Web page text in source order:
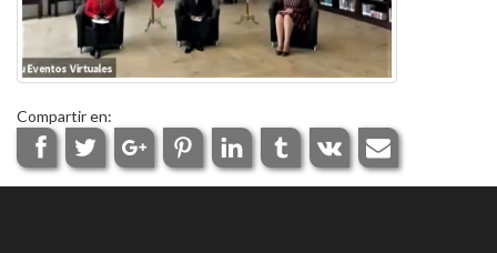
Compartir en: